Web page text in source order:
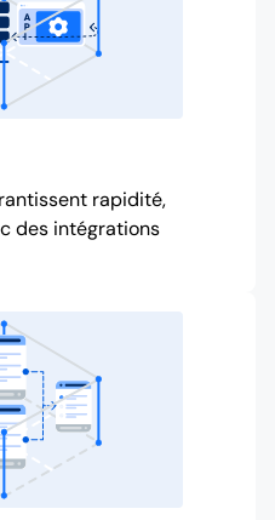
rapidité,
des intégrations